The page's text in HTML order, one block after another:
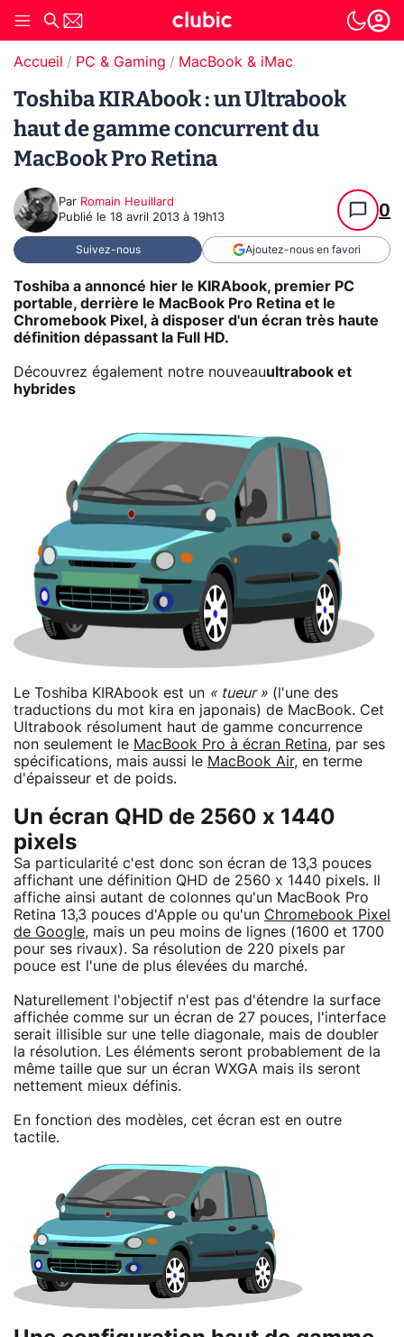
Accueil PC & Gaming MacBook & iMac
Toshiba KIRAbook : un Ultrabook
haut de gamme concurrent du
MacBook Pro Retina
Par Romain Heuillard
Publié le 18 avril 2013 à 19h13 0
Suivez-nous Ajoutez-nous en favori
Toshiba a annoncé hier le KIRAbook, premier PC
portable, derrière le MacBook Pro Retina et le
Chromebook Pixel, à disposer d'un écran très haute
définition dépassant la Full HD.
Découvrez également notre nouveauultrabook et
hybrides
Le Toshiba KIRAbook est un « tueur » (l'une des
traductions du mot kira en japonais) de MacBook. Cet
Ultrabook résolument haut de gamme concurrence
non seulement le MacBook Pro à écran Retina, par ses
spécifications, mais aussi le MacBook Air, en terme
d'épaisseur et de poids.
Un écran QHD de 2560 x 1440
pixels
Sa particularité c'est donc son écran de 13,3 pouces
affichant une définition QHD de 2560 x 1440 pixels. Il
affiche ainsi autant de colonnes qu'un MacBook Pro
Retina 13,3 pouces d'Apple ou qu'un Chromebook Pixel
de Google, mais un peu moins de lignes (1600 et 1700
pour ses rivaux). Sa résolution de 220 pixels par
pouce est l'une de plus élevées du marché.
Naturellement l'objectif n'est pas d'étendre la surface
affichée comme sur un écran de 27 pouces, l'interface
serait illisible sur une telle diagonale, mais de doubler
la résolution. Les éléments seront probablement de la
même taille que sur un écran WXGA mais ils seront
nettement mieux définis.
En fonction des modèles, cet écran est en outre
tactile.